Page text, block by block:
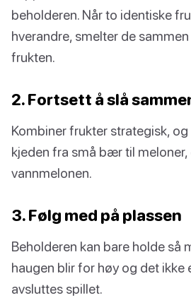
beholderen. Når to identiske
hverandre, smelter de
frukten.
2. Fortsett å slå
Kombiner frukter strategisk,
kjeden fra små bær til meloner,
vannmelonen.
3. Følg med på plassen
Beholderen kan bare holde så
haugen blir for høy og det ikke
avsluttes spillet.